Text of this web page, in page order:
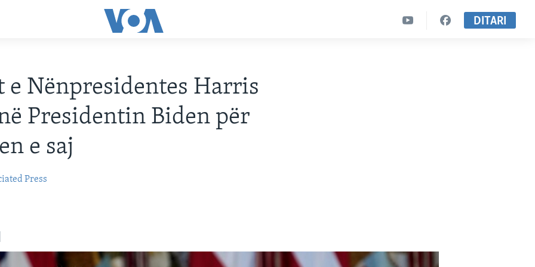
DITARI
e Nënpresidentes Harris
Presidentin Biden për
e saj
Press